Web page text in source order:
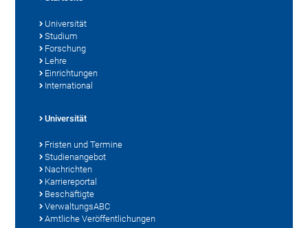
Universität
Studium
Forschung
Lehre
Einrichtungen
International
Universität
Fristen und Termine
Studienangebot
Nachrichten
Karriereportal
Beschäftigte
VerwaltungsABC
Amtliche Veröffentlichungen